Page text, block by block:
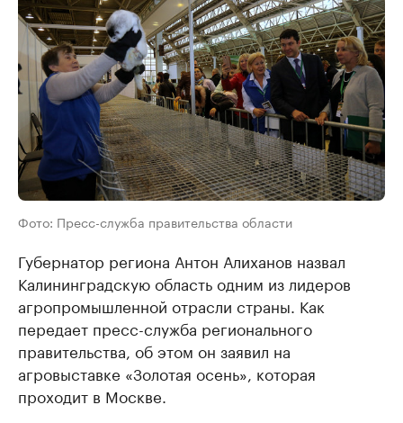
Фото: Пресс-служба правительства области
Губернатор региона Антон Алиханов назвал
Калининградскую область одним из лидеров
агропромышленной отрасли страны. Как
передает пресс-служба регионального
правительства, об этом он заявил на
агровыставке «Золотая осень», которая
проходит в Москве.